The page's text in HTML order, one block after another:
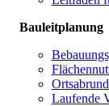
Bauleitplanung
Laufende